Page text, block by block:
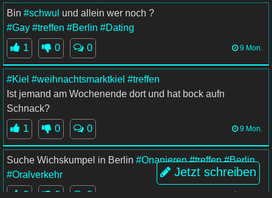
Jetzt schreiben
Bin #schwul und allein wer noch ?
#Gay #treffen #Berlin #Dating
1 0 0 9 Mon.
#Kiel #weihnachtsmarktkiel #treffen
Ist jemand am Wochenende dort und hat bock aufn
Schnack?
1 0 0 9 Mon.
Suche Wichskumpel in Berlin #Onanieren #treffen #Berlin
#Oralverkehr
0 0 0